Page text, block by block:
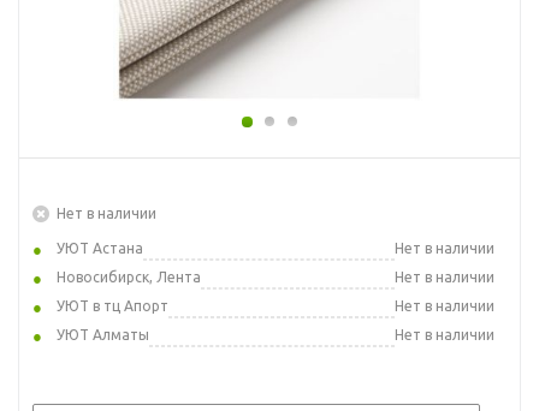
Нет в наличии
УЮТ Астана
Нет в наличии
Новосибирск, Лента
Нет в наличии
УЮТ в тц Апорт
Нет в наличии
УЮТ Алматы
Нет в наличии